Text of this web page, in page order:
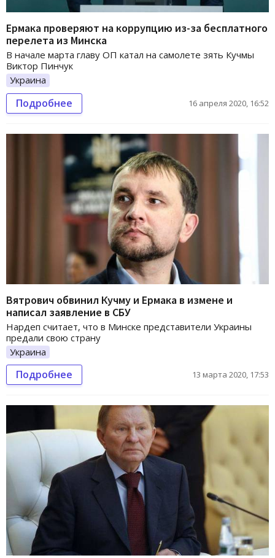
Ермака проверяют на коррупцию из-за бесплатного
перелета из Минска
В начале марта главу ОП катал на самолете зять Кучмы
Виктор Пинчук
Украина
Подробнее 16 апреля 2020, 16:52
Вятрович обвинил Кучму и Ермака в измене и
написал заявление в СБУ
Нардеп считает, что в Минске представители Украины
предали свою страну
Украина
Подробнее 13 марта 2020, 17:53